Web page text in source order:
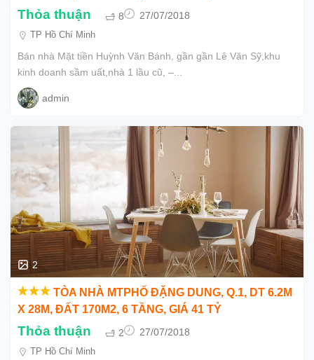
Thỏa thuận 8
27/07/2018
TP Hồ Chí Minh
Bán nhà Mặt tiền Huỳnh Văn Bánh, gần gần Lê Văn Sỹ,khu
kinh doanh sầm uất,nhà 1 lầu cũ, –...
admin
2
TÒA NHÀ MTPHỐ ĐẶNG DUNG, Q.1, DT 6.2M
X 28M, ĐẤT 170M2, 6 TẦNG, GIÁ 41 TỶ
Thỏa thuận 2
27/07/2018
TP Hồ Chí Minh